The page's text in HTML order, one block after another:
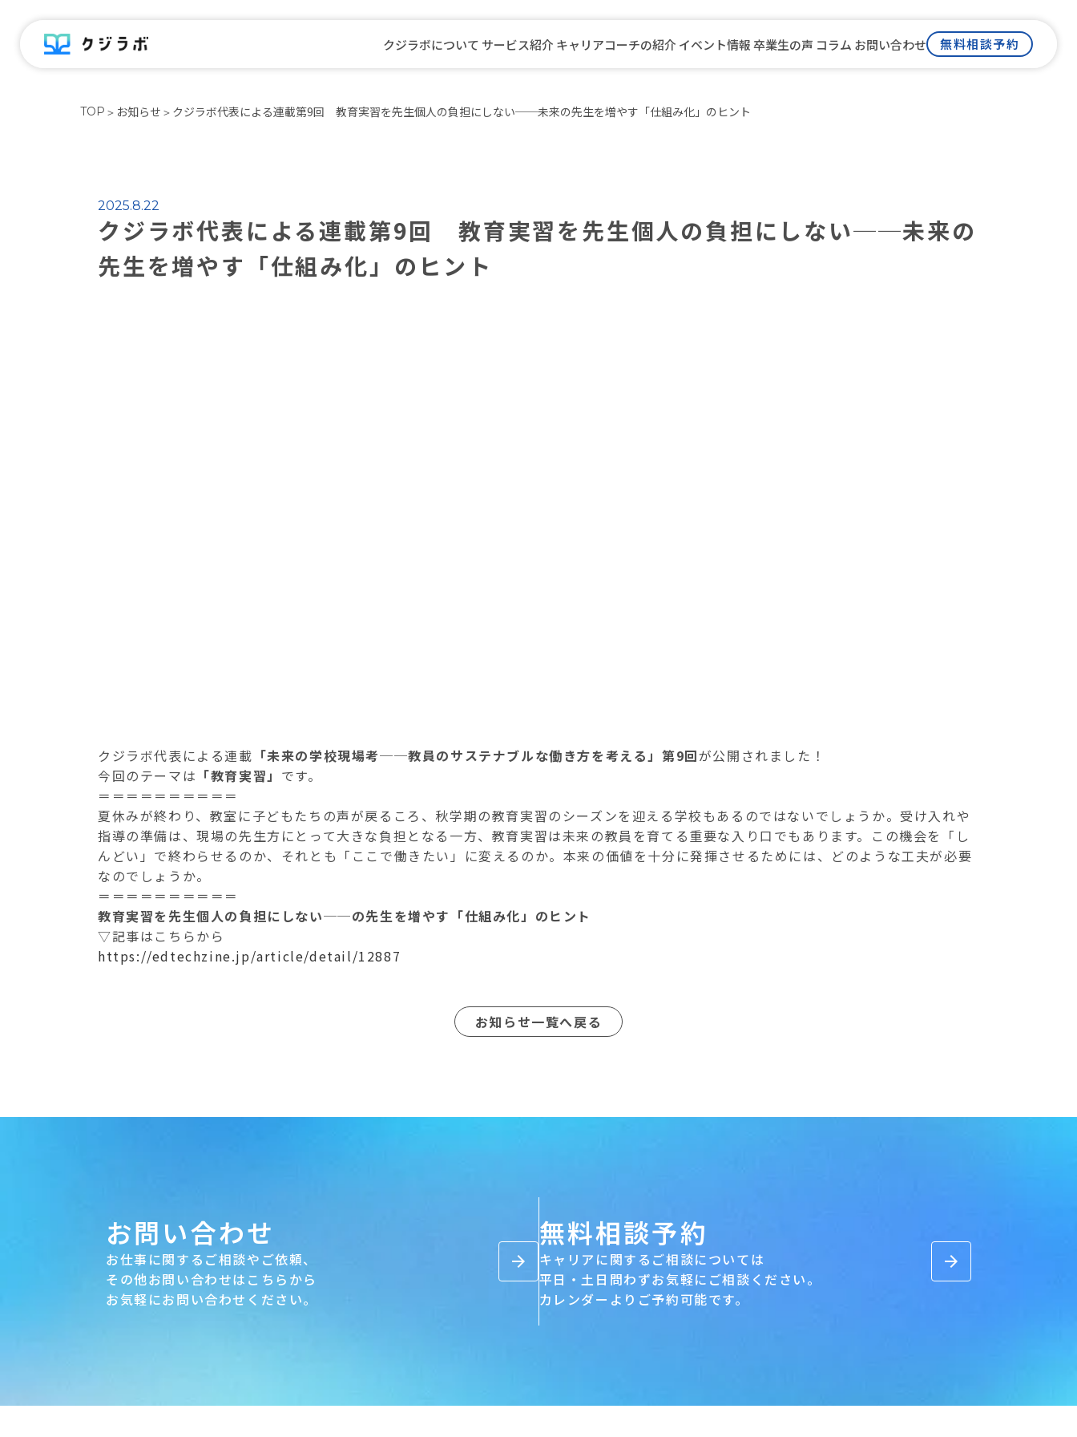
TOP ＞ お知らせ ＞ クジラボ代表による連載第9回 教育実習を先生個人の負担にしない──未来の先生を増やす「仕組み化」のヒント
2025.8.22
クジラボ代表による連載第9回 教育実習を先生個人の負担にしない──未来の
先生を増やす「仕組み化」のヒント
クジラボ代表による連載 「未来の学校現場考──教員のサステナブルな働き方を考える」第9回が公開されました！
今回のテーマは 「教育実習」 です。
＝＝＝＝＝＝＝＝＝＝
夏休みが終わり、教室に子どもたちの声が戻るころ、秋学期の教育実習のシーズンを迎える学校もあるのではないでしょうか。受け入れや
指導の準備は、現場の先生方にとって大きな負担となる一方、教育実習は未来の教員を育てる重要な入り口でもあります。この機会を「し
んどい」で終わらせるのか、それとも「ここで働きたい」に変えるのか。本来の価値を十分に発揮させるためには、どのような工夫が必要
なのでしょうか。
＝＝＝＝＝＝＝＝＝＝
教育実習を先生個人の負担にしない──の先生を増やす「仕組み化」のヒント
▽記事はこちらから
https://edtechzine.jp/article/detail/12887
お知らせ一覧へ戻る
クジラボについて サービス紹介
先生向けキャリアプログラム
自治体職員向けキャリアプログラム
キャリアコーチの紹介 イベント情報卒業生の声 コラム お問い合わせ 無料相談予約
お問い合わせ
お仕事に関するご相談やご依頼、
その他お問い合わせはこちらから
お気軽にお問い合わせください。
arrow_forward
無料相談予約
キャリアに関するご相談については
平日・土日問わずお気軽にご相談ください。
カレンダーよりご予約可能です。
arrow_forward